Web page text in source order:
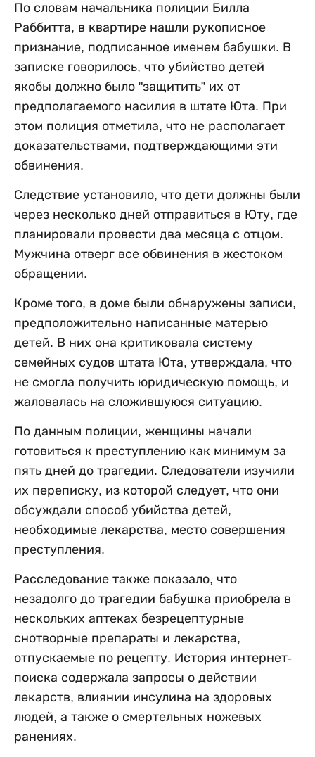
По словам начальника полиции Билла
Раббитта, в квартире нашли рукописное
признание, подписанное именем бабушки. В
записке говорилось, что убийство детей
якобы должно было "защитить” их от
предполагаемого насилия в штате Юта. При
этом полиция отметила, что не располагает
доказательствами, подтверждающими эти
обвинения.
Следствие установило, что дети должны были
через несколько дней отправиться в Юту, где
планировали провести два месяца с отцом.
Мужчина отверг все обвинения в жестоком
обращении.
Кроме того, в доме были обнаружены записи,
предположительно написанные матерью
детей. В них она критиковала систему
семейных судов штата Юта, утверждала, что
не смогла получить юридическую помощь, и
жаловалась на сложившуюся ситуацию.
По данным полиции, женщины начали
готовиться к преступлению как минимум за
пять дней до трагедии. Следователи изучили
их переписку, из которой следует, что они
обсуждали способ убийства детей,
необходимые лекарства, место совершения
преступления.
Расследование также показало, что
незадолго до трагедии бабушка приобрела в
нескольких аптеках безрецептурные
снотворные препараты и лекарства,
отпускаемые по рецепту. История интернет-
поиска содержала запросы о действии
лекарств, влиянии инсулина на здоровых
людей, а также о смертельных ножевых
ранениях.